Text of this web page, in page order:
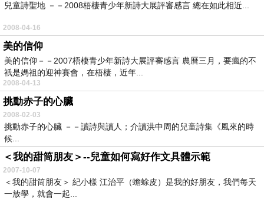
兒童詩聖地 －－2008梧棲青少年新詩大展評審感言 總在如此相近...
2008-04-16
美的信仰
美的信仰－－2007梧棲青少年新詩大展評審感言 農曆三月，要瘋的不
祇是媽祖的迎神賽會，在梧棲，近年...
2008-04-13
挑動赤子的心臟
2008-02-03
挑動赤子的心臟 －－讀詩與讀人；介讀洪中周的兒童詩集《風來的時
候...
＜我的甜筒朋友＞--兒童如何寫好作文具體示範
2007-10-07
＜我的甜筒朋友＞ 紀小樣 江治平（蟾蜍皮）是我的好朋友，我們每天
一放學，就會一起...